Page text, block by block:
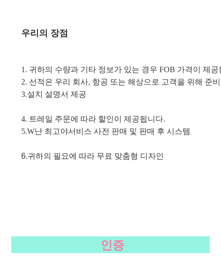
우리의 장점
1. 귀하의 수량과 기타 정보가 있는 경우 FOB 가격이 제공
2. 선적은 우리 회사, 항공 또는 해상으로 고객을 위해 준
3.설치 설명서 제공
4. 트레일 주문에 따라 할인이 제공됩니다.
5.W난 최고야서비스 사전 판매 및 판매 후 시스템
6.귀하의 필요에 따라 무료 맞춤형 디자인
인증